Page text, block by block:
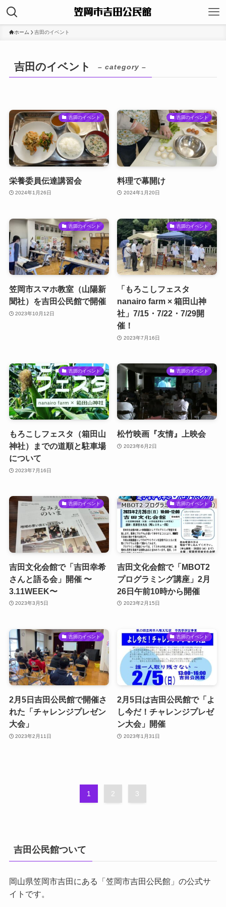
ホーム 吉田のイベント
吉田のイベント – category –
吉田のイベント
栄養委員伝達講習会
2024年1月26日
吉田のイベント
料理で幕開け
2024年1月20日
吉田のイベント
笠岡市スマホ教室（山陽新
聞社）を吉田公民館で開催
2023年10月12日
吉田のイベント
「もろこしフェスタ
nanairo farm × 箱田山神
社」7/15・7/22・7/29開
催！
2023年7月16日
吉田のイベント
もろこしフェスタ（箱田山
神社）までの道順と駐車場
について
2023年7月16日
吉田のイベント
松竹映画『友情』上映会
2023年6月2日
吉田のイベント
吉田文化会館で「吉田幸希
さんと語る会」開催 〜
3.11WEEK〜
2023年3月5日
吉田のイベント
吉田文化会館で「MBOT2
プログラミング講座」2月
26日午前10時から開催
2023年2月15日
吉田のイベント
2月5日吉田公民館で開催さ
れた「チャレンジプレゼン
大会」
2023年2月11日
吉田のイベント
2月5日は吉田公民館で「よ
し今だ！チャレンジプレゼ
ン大会」開催
2023年1月31日
1 2 3
吉田公民館ついて
岡山県笠岡市吉田にある「笠岡市吉田公民館」の公式サ
イトです。